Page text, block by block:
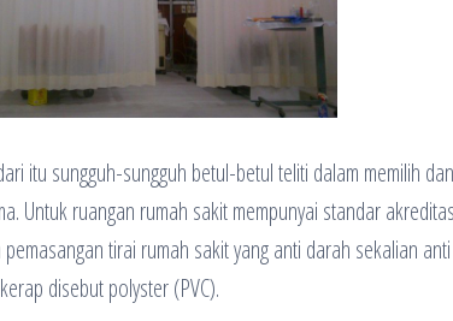
itu sungguh-sungguh betul-betul teliti dalam memilih
Untuk ruangan rumah sakit mempunyai standar
tirai rumah sakit yang anti darah sekalian
disebut polyster (PVC).